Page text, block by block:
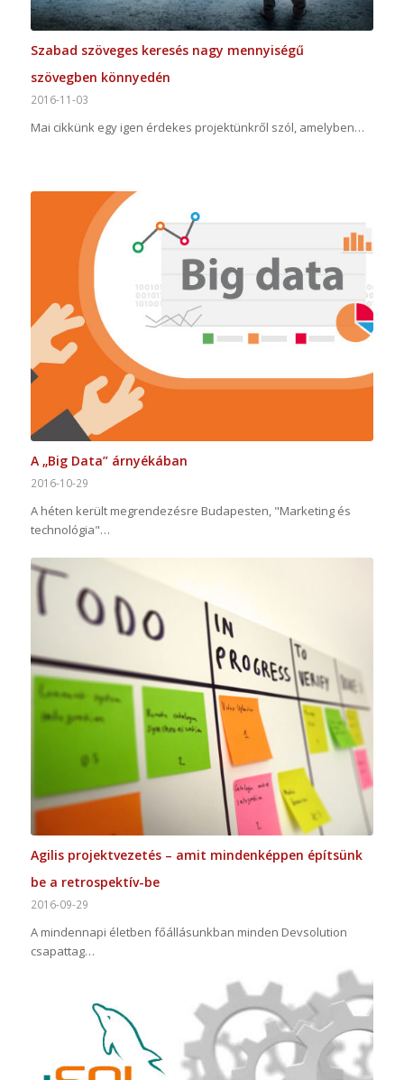
Szabad szöveges keresés nagy mennyiségű
szövegben könnyedén
2016-11-03
Mai cikkünk egy igen érdekes projektünkről szól, amelyben…
A „Big Data” árnyékában
2016-10-29
A héten került megrendezésre Budapesten, "Marketing és
technológia"…
Agilis projektvezetés – amit mindenképpen építsünk
be a retrospektív-be
2016-09-29
A mindennapi életben főállásunkban minden Devsolution
csapattag…